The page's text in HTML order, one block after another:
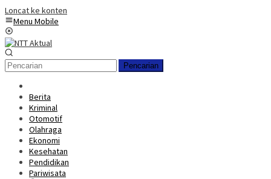
Loncat ke konten
Menu Mobile
Pencarian
Berita
Kriminal
Otomotif
Olahraga
Ekonomi
Kesehatan
Pendidikan
Pariwisata